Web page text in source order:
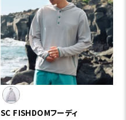
SC FISHDOMフーディ